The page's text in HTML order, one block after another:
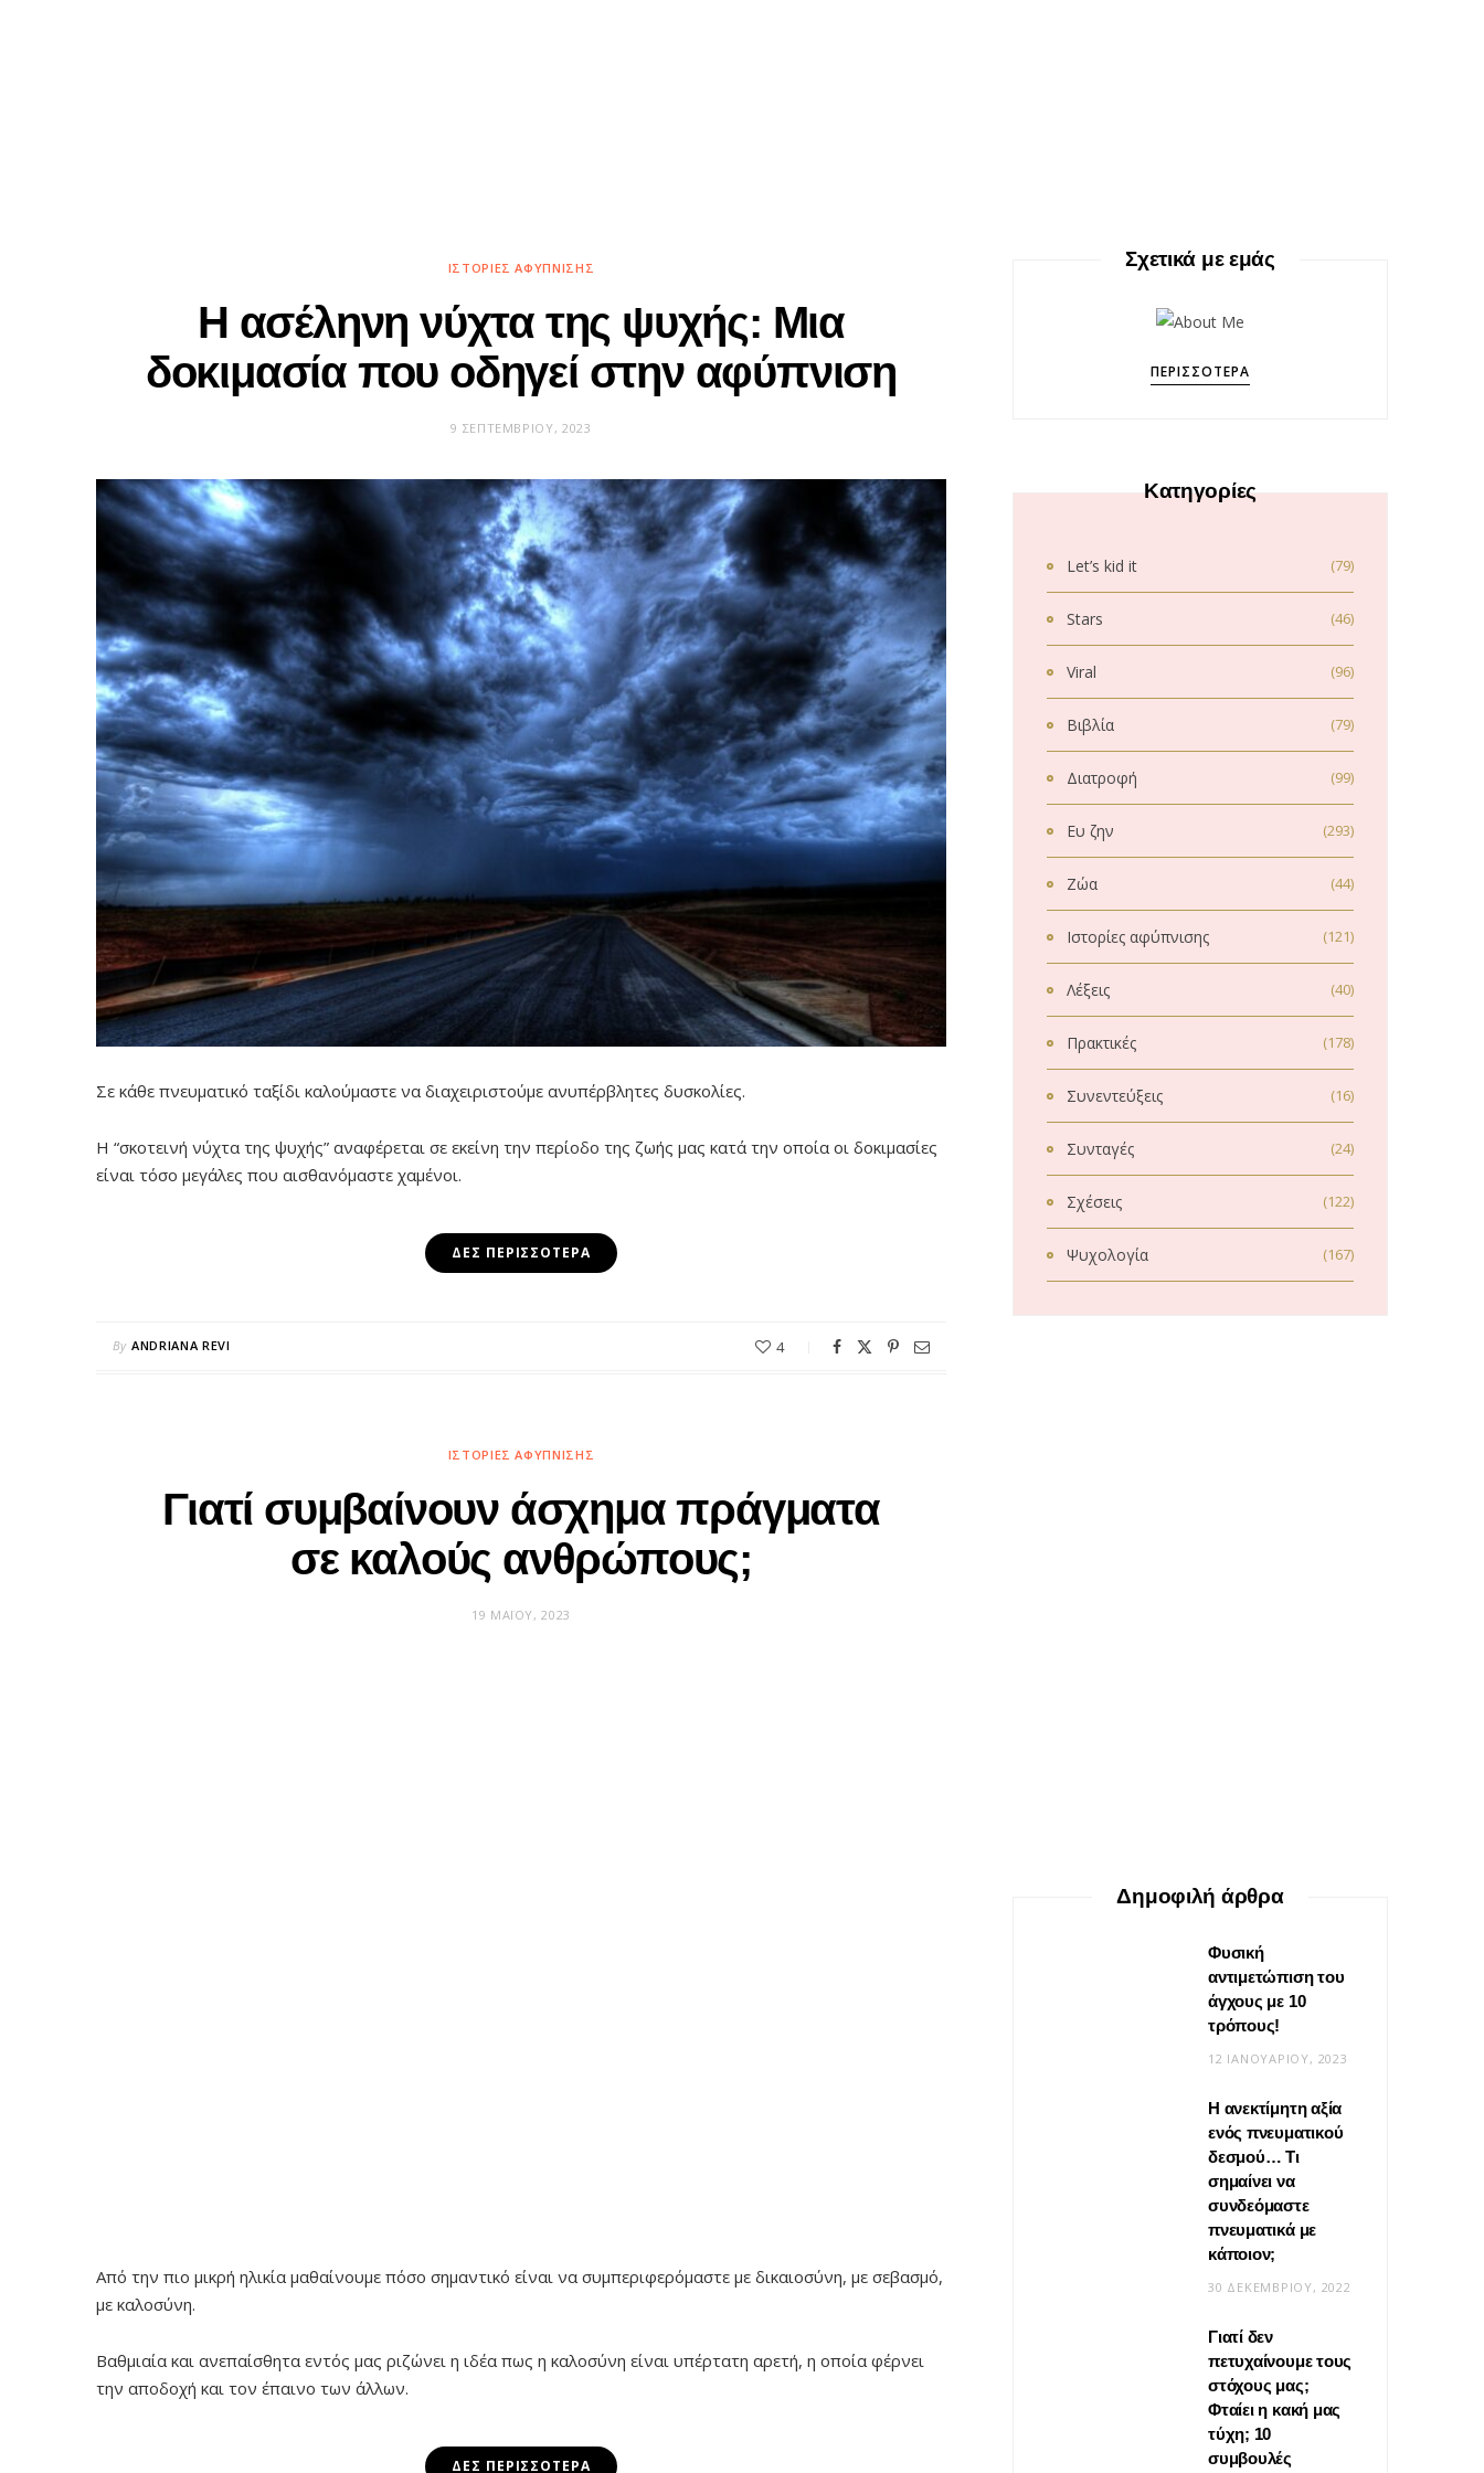
ΙΣΤΟΡΊΕΣ ΑΦΎΠΝΙΣΗΣ
Η ασέληνη νύχτα της ψυχής: Μια
δοκιμασία που οδηγεί στην αφύπνιση
9 ΣΕΠΤΕΜΒΡΊΟΥ, 2023
Σε κάθε πνευματικό ταξίδι καλούμαστε να διαχειριστούμε ανυπέρβλητες δυσκολίες.
Η “σκοτεινή νύχτα της ψυχής” αναφέρεται σε εκείνη την περίοδο της ζωής μας κατά την οποία οι δοκιμασίες
είναι τόσο μεγάλες που αισθανόμαστε χαμένοι.
ΔΕΣ ΠΕΡΙΣΣΌΤΕΡΑ
By ANDRIANA REVI 4
ΙΣΤΟΡΊΕΣ ΑΦΎΠΝΙΣΗΣ
Γιατί συμβαίνουν άσχημα πράγματα
σε καλούς ανθρώπους;
19 ΜΑΪ́ΟΥ, 2023
Από την πιο μικρή ηλικία μαθαίνουμε πόσο σημαντικό είναι να συμπεριφερόμαστε με δικαιοσύνη, με σεβασμό,
με καλοσύνη.
Βαθμιαία και ανεπαίσθητα εντός μας ριζώνει η ιδέα πως η καλοσύνη είναι υπέρτατη αρετή, η οποία φέρνει
την αποδοχή και τον έπαινο των άλλων.
ΔΕΣ ΠΕΡΙΣΣΌΤΕΡΑ
Σχετικά με εμάς
ΠΕΡΙΣΣΌΤΕΡΑ
Κατηγορίες
Let’s kid it (79)
Stars (46)
Viral (96)
Βιβλία (79)
Διατροφή (99)
Ευ ζην (293)
Ζώα (44)
Ιστορίες αφύπνισης (121)
Λέξεις (40)
Πρακτικές (178)
Συνεντεύξεις (16)
Συνταγές (24)
Σχέσεις (122)
Ψυχολογία (167)
Βίντεο: Μεταμόρφωσε το
φουλάρι σου σε κιμονό
20 ΜΑΪ́ΟΥ, 2026
Δημοφιλή άρθρα
Φυσική
αντιμετώπιση του
άγχους με 10
τρόπους!
12 ΙΑΝΟΥΑΡΊΟΥ, 2023
Η ανεκτίμητη αξία
ενός πνευματικού
δεσμού… Τι
σημαίνει να
συνδεόμαστε
πνευματικά με
κάποιον;
30 ΔΕΚΕΜΒΡΊΟΥ, 2022
Γιατί δεν
πετυχαίνουμε τους
στόχους μας;
Φταίει η κακή μας
τύχη; 10
συμβουλές